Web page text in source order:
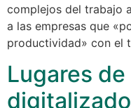
complejos del trabajo
a las empresas que
productividad» con el
Lugares